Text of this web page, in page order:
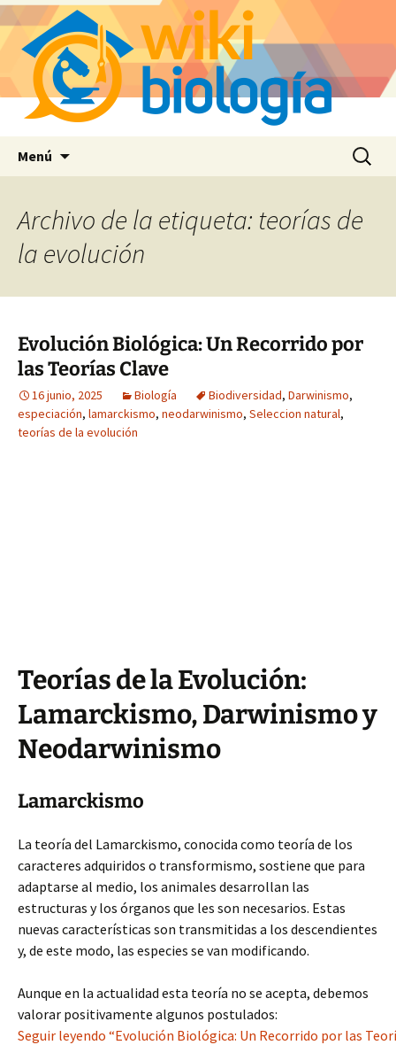
Menú Buscar:
Archivo de la etiqueta: teorías de
la evolución
Evolución Biológica: Un Recorrido por
las Teorías Clave
16 junio, 2025 Biología Biodiversidad, Darwinismo,
especiación, lamarckismo, neodarwinismo, Seleccion natural,
teorías de la evolución
Teorías de la Evolución:
Lamarckismo, Darwinismo y
Neodarwinismo
Lamarckismo
La teoría del Lamarckismo, conocida como teoría de los
caracteres adquiridos o transformismo, sostiene que para
adaptarse al medio, los animales desarrollan las
estructuras y los órganos que les son necesarios. Estas
nuevas características son transmitidas a los descendientes
y, de este modo, las especies se van modificando.
Aunque en la actualidad esta teoría no se acepta, debemos
valorar positivamente algunos postulados:
Seguir leyendo “Evolución Biológica: Un Recorrido por las